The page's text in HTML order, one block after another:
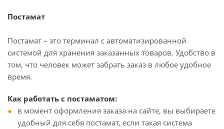
Постамат
Постамат – это терминал с автоматизированной
системой для хранения заказанных товаров. Удобство в
том, что человек может забрать заказ в любое удобное
время.
Как работать с постаматом:
в момент оформления заказа на сайте, вы выбираете
удобный для себя постамат, если такая система